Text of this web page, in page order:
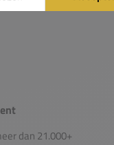
dan 21.000+